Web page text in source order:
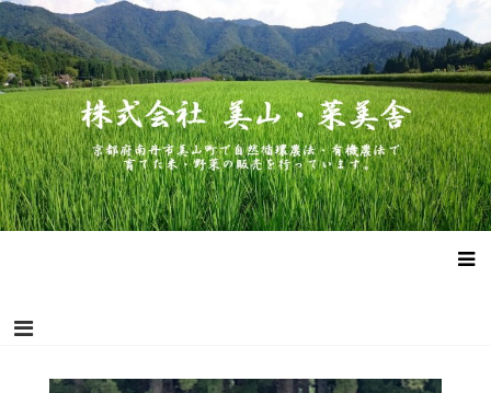
コ
ン
テ
ン
ツ
へ
ス
キ
ッ
プ
株式会社 美山・菜美舎
京都府南丹市美山町で自然循環農法・有機農法で作った米・野菜
の販売を行っています。